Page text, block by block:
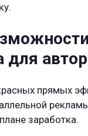
для
прямых
заработка.